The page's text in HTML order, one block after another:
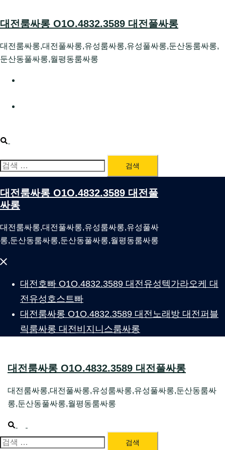
to
대전룸싸롱 O1O.4832.3589 대전풀싸롱
대전룸싸롱,대전풀싸롱,유성룸싸롱,유성풀싸롱,둔산동룸싸롱,
둔산동풀싸롱,월평동룸싸롱
Search
검
색:
대전룸싸롱 O1O.4832.3589 대전풀
싸롱
대전룸싸롱,대전풀싸롱,유성룸싸롱,유성풀싸
롱,둔산동룸싸롱,둔산동풀싸롱,월평동룸싸롱
Close
대전호빠 O1O.4832.3589 대전유성텍가라오케 대
전유성호스트빠
대전룸싸롱 O1O.4832.3589 대전노래방 대전퍼블
릭룸싸롱 대전비지니스룸싸롱
대전룸싸롱 O1O.4832.3589 대전풀싸롱
대전룸싸롱,대전풀싸롱,유성룸싸롱,유성풀싸롱,둔산동룸싸
롱,둔산동풀싸롱,월평동룸싸롱
Search
menu
검